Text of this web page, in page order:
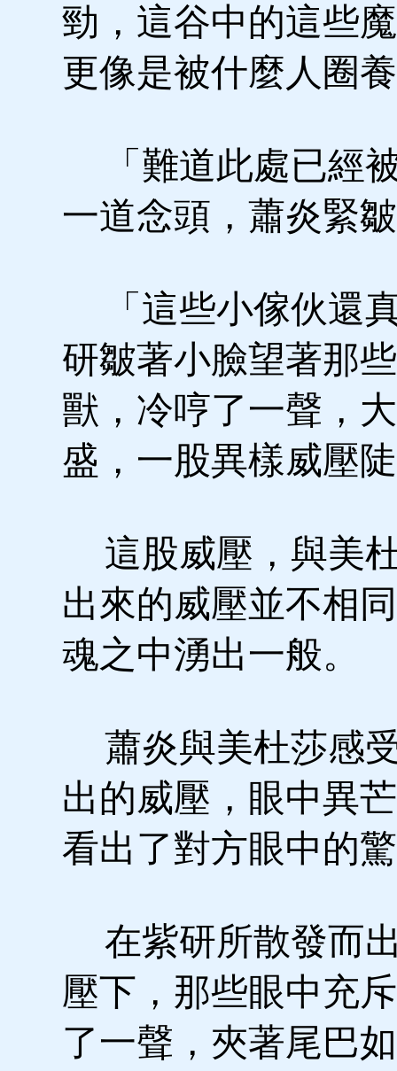
勁，這谷中的這些
更像是被什麼人圈
「難道此處已經
一道念頭，蕭炎緊
「這些小傢伙還
研皺著小臉望著那
獸，冷哼了一聲，
盛，一股異樣威壓
這股威壓，與美
出來的威壓並不相
魂之中湧出一般。
蕭炎與美杜莎感
出的威壓，眼中異
看出了對方眼中的
在紫研所散發而
壓下，那些眼中充
了一聲，夾著尾巴